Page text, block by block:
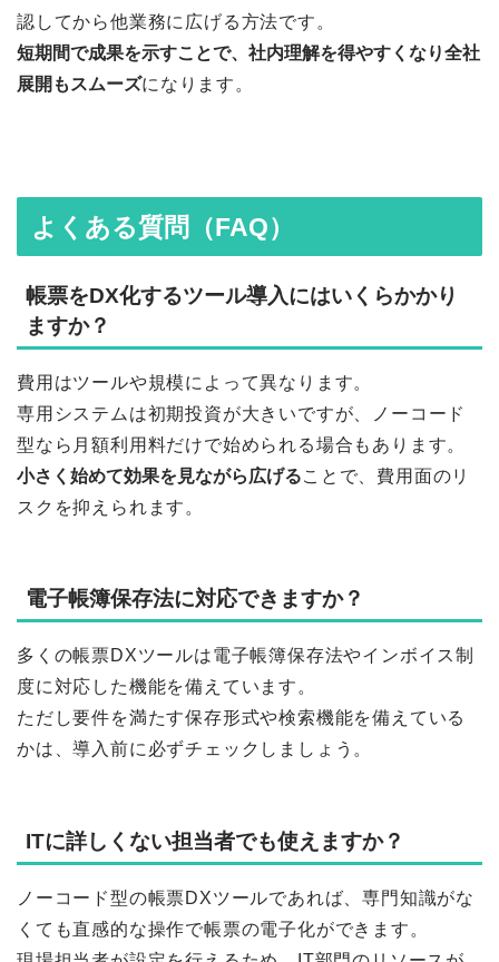
認してから他業務に広げる方法です。
短期間で成果を示すことで、社内理解を得やすくなり全社
展開もスムーズになります。
よくある質問（FAQ）
帳票をDX化するツール導入にはいくらかかり
ますか？
費用はツールや規模によって異なります。
専用システムは初期投資が大きいですが、ノーコード
型なら月額利用料だけで始められる場合もあります。
小さく始めて効果を見ながら広げることで、費用面のリ
スクを抑えられます。
電子帳簿保存法に対応できますか？
多くの帳票DXツールは電子帳簿保存法やインボイス制
度に対応した機能を備えています。
ただし要件を満たす保存形式や検索機能を備えている
かは、導入前に必ずチェックしましょう。
ITに詳しくない担当者でも使えますか？
ノーコード型の帳票DXツールであれば、専門知識がな
くても直感的な操作で帳票の電子化ができます。